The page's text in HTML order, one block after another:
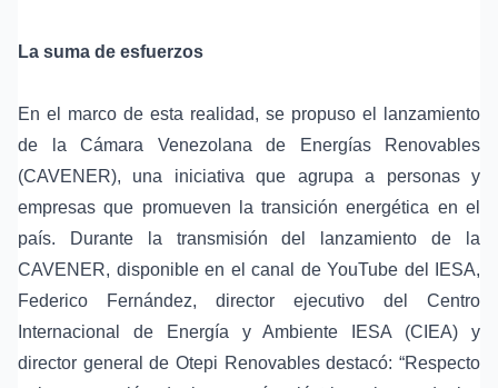
La suma de esfuerzos
En el marco de esta realidad, se propuso el lanzamiento
de la Cámara Venezolana de Energías Renovables
(CAVENER), una iniciativa que agrupa a personas y
empresas que promueven la transición energética en el
país. Durante la transmisión del lanzamiento de la
CAVENER, disponible en el canal de YouTube del IESA,
Federico Fernández, director ejecutivo del Centro
Internacional de Energía y Ambiente IESA (CIEA) y
director general de Otepi Renovables destacó: “Respecto